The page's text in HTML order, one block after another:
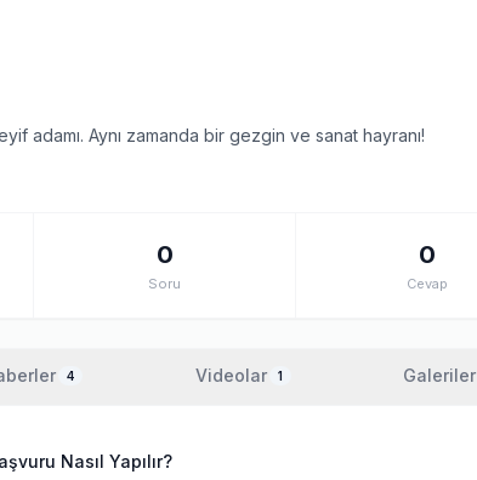
Aynı zamanda bir gezgin ve sanat hayranı!
0
Soru
0
Cevap
4 Videolar 1 Galeriler
Nasıl Yapılır?